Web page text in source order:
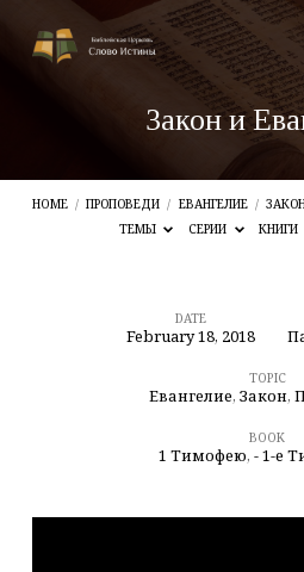
Закон и
HOME / ПРОПОВЕДИ / ЕВАНГЕЛИЕ /
ТЕМЫ
СЕРИИ КНИГИ
DATE
February 18, 2018
TOPIC
Евангелие, Закон,
BOOK
1 Тимофею, - 1-е